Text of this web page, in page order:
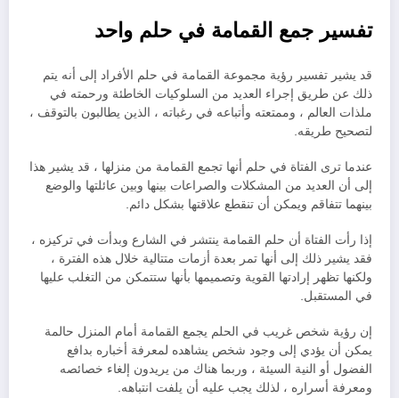
تفسير جمع القمامة في حلم واحد
قد يشير تفسير رؤية مجموعة القمامة في حلم الأفراد إلى أنه يتم
ذلك عن طريق إجراء العديد من السلوكيات الخاطئة ورحمته في
ملذات العالم ، وممتعته وأتباعه في رغباته ، الذين يطالبون بالتوقف ،
لتصحيح طريقه.
عندما ترى الفتاة في حلم أنها تجمع القمامة من منزلها ، قد يشير هذا
إلى أن العديد من المشكلات والصراعات بينها وبين عائلتها والوضع
بينهما تتفاقم ويمكن أن تنقطع علاقتها بشكل دائم.
إذا رأت الفتاة أن حلم القمامة ينتشر في الشارع وبدأت في تركيزه ،
فقد يشير ذلك إلى أنها تمر بعدة أزمات متتالية خلال هذه الفترة ،
ولكنها تظهر إرادتها القوية وتصميمها بأنها ستتمكن من التغلب عليها
في المستقبل.
إن رؤية شخص غريب في الحلم يجمع القمامة أمام المنزل حالمة
يمكن أن يؤدي إلى وجود شخص يشاهده لمعرفة أخباره بدافع
الفضول أو النية السيئة ، وربما هناك من يريدون إلغاء خصائصه
ومعرفة أسراره ، لذلك يجب عليه أن يلفت انتباهه.